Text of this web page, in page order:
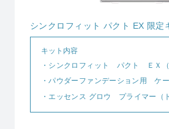
シンクロフィット パクト EX 限定
キット内容
・シンクロフィット パクト ＥＸ（
・パウダーファンデーション用 ケ
・エッセンス グロウ プライマー（